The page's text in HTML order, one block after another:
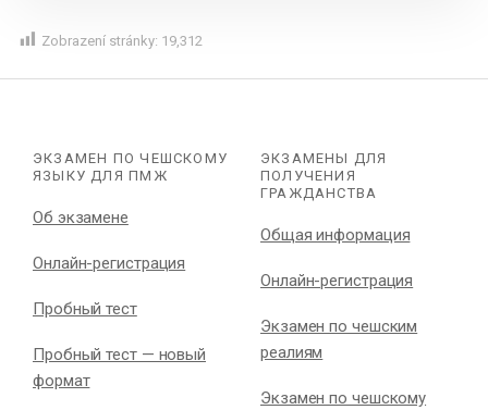
Zobrazení stránky: 19,312
ЭКЗАМЕН ПО ЧЕШСКОМУ
ЯЗЫКУ ДЛЯ ПМЖ
Об экзамене
Онлайн-регистрация
Пробный тест
Пробный тест — новый
формат
ЭКЗАМЕНЫ ДЛЯ
ПОЛУЧЕНИЯ
ГРАЖДАНСТВА
Общая информация
Онлайн-регистрация
Экзамен по чешским
реалиям
Экзамен по чешскому